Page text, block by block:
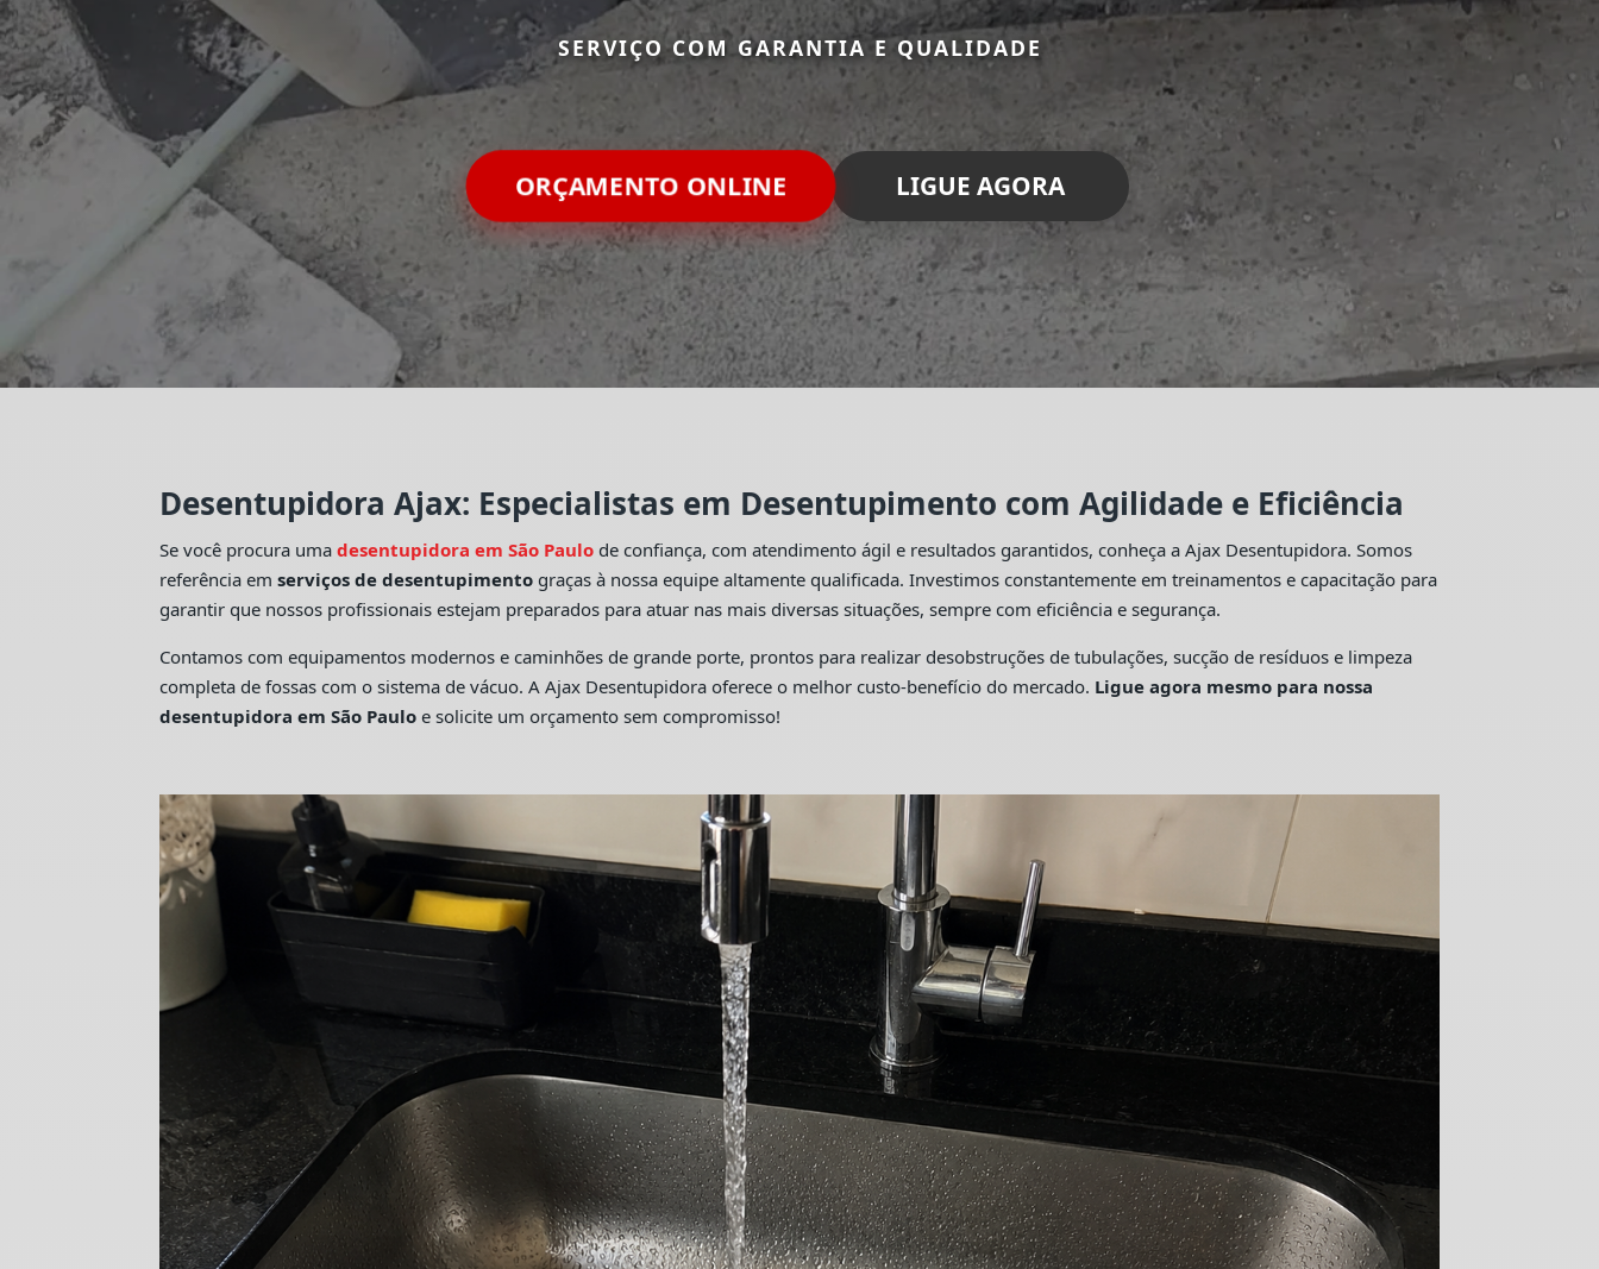
SERVIÇO COM GARANTIA E QUALIDADE
ORÇAMENTO ONLINE LIGUE AGORA
Desentupidora Ajax: Especialistas em Desentupimento com Agilidade e Eficiência
Se você procura umadesentupidora em São Paulo de confiança, com atendimento ágil e resultados garantidos, conheça a Ajax Desentupidora. Somos
referência emserviços de desentupimento graças à nossa equipe altamente qualificada. Investimos constantemente em treinamentos e capacitação para
garantir que nossos profissionais estejam preparados para atuar nas mais diversas situações, sempre com eficiência e segurança.
Contamos com equipamentos modernos e caminhões de grande porte, prontos para realizar desobstruções de tubulações, sucção de resíduos e limpeza
completa de fossas com o sistema de vácuo. A Ajax Desentupidora oferece o melhor custo-benefício do mercado. Ligue agora mesmo para nossa
desentupidora em São Paulo e solicite um orçamento sem compromisso!